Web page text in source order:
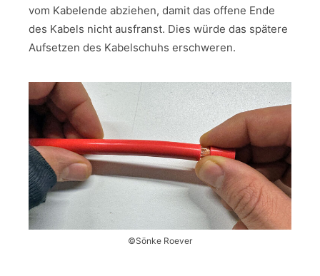
vom Kabelende abziehen, damit das offene Ende
des Kabels nicht ausfranst. Dies würde das spätere
Aufsetzen des Kabelschuhs erschweren.
©Sönke Roever